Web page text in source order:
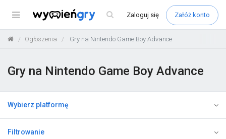
Menu Zaloguj się Załóż konto
Ogłoszenia Gry na Nintendo Game Boy Advance
Gry na Nintendo Game Boy Advance
Wybierz platformę
Filtrowanie